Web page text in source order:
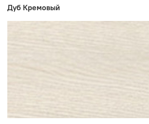
Производитель:
Мебельная фабрика СУРСКАЯ МЕБЕЛЬ
Дуб Кремовый